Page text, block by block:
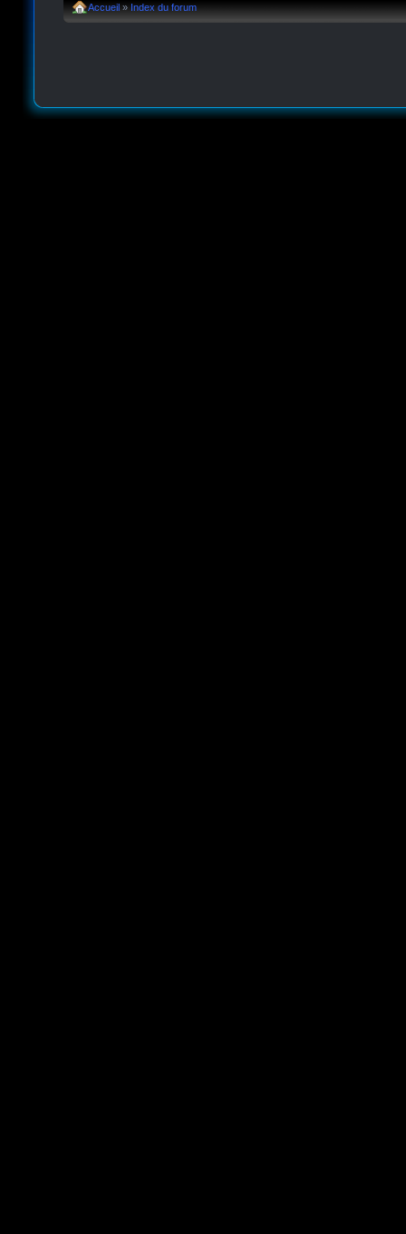
Accueil » Index du forum